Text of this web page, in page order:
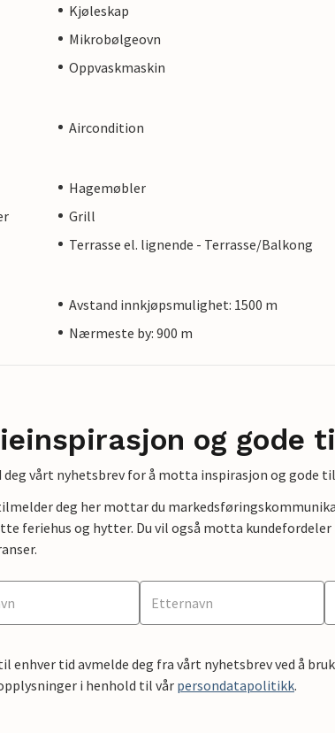
Kjøleskap
Mikrobølgeovn
Oppvaskmaskin
Aircondition
Hagemøbler
Grill
Terrasse el. lignende - Terrasse/Balkong
Avstand innkjøpsmulighet: 1500 m
Nærmeste by: 900 m
og gode
vårt nyhetsbrev for å motta inspirasjon og gode
deg her mottar du
feriehus og hytter. Du vil også motta
enhver tid avmelde deg fra vårt nyhetsbrev ved å
i henhold til vår persondatapolitikk.